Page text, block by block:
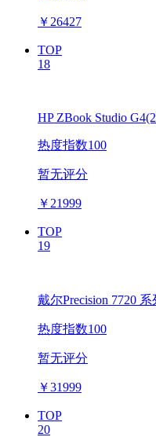
￥ 26427
TOP
18
HP ZBook Studio
热度指数100
暂无评分
￥ 21999
TOP
19
戴尔Precision 7720
热度指数100
暂无评分
￥31999
TOP
20